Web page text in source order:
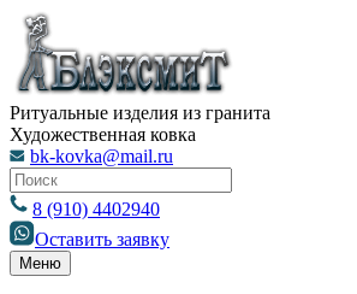
Ритуальные изделия из гранита
Художественная ковка
bk-kovka@mail.ru
8 (910) 4402940
Оставить заявку
Меню